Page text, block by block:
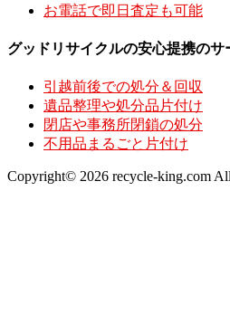
お電話で即日査定も可能
グッドリサイクルの安心提携のサ
引越前後での処分＆回収
遺品整理や処分品片付け
閉店や事務所閉鎖の処分
不用品まるごと片付け
Copyright© 2026 recycle-king.com